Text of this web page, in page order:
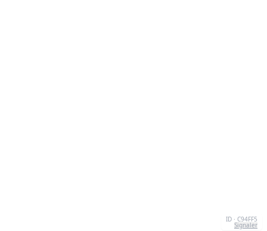
ID · C94FF5
Signaler